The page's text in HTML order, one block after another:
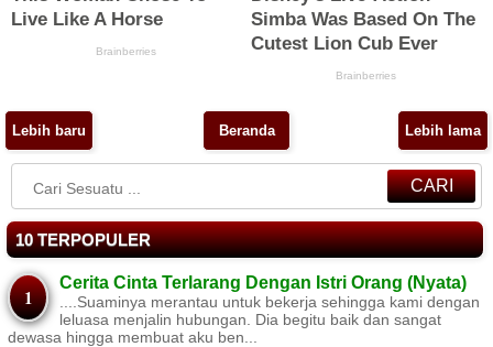
Lebih baru Lebih lama
Beranda
CARI
10 TERPOPULER
Cerita Cinta Terlarang Dengan Istri Orang (Nyata)
....Suaminya merantau untuk bekerja sehingga kami dengan
leluasa menjalin hubungan. Dia begitu baik dan sangat
dewasa hingga membuat aku ben...